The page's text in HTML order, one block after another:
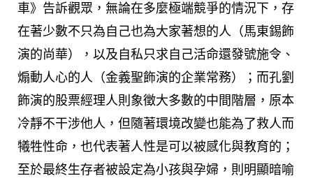
車》告訴觀眾，無論在多麼極端競爭的情況下，存
在著少數不只為自己也為大家著想的人（馬東錫飾
演的尚華），以及自私只求自己活命還發號施令、
煽動人心的人（金義聖飾演的企業常務）；而孔劉
飾演的股票經理人則象徵大多數的中間階層，原本
冷靜不干涉他人，但隨著環境改變也能為了救人而
犧牲性命，也代表著人性是可以被感化與教育的；
至於最終生存者被設定為小孩與孕婦，則明顯暗喻